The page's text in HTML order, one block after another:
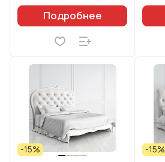
Подробнее
-15% -15%